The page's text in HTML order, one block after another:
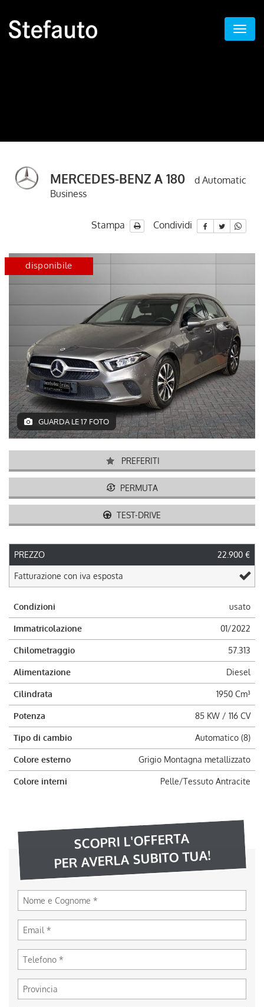
MERCEDES-BENZ A 180
d Automatic
Business
Stampa Condividi
disponibile
GUARDA LE 17 FOTO
PREFERITI
PERMUTA
TEST-DRIVE
PREZZO 22.900 €
Fatturazione con iva esposta
Condizioni usato
Immatricolazione 01/2022
Chilometraggio 57.313
Alimentazione Diesel
Cilindrata 1950 Cm³
Potenza 85 KW / 116 CV
Tipo di cambio Automatico (8)
Colore esterno Grigio Montagna metallizzato
Colore interni Pelle/Tessuto Antracite
SCOPRI L'OFFERTA
PER AVERLA SUBITO TUA!